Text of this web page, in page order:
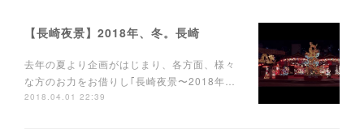
【長崎夜景】2018年、冬。長崎
去年の夏より企画がはじまり、各方面、様々
な方のお力をお借りし｢長崎夜景〜2018年…
2018.04.01 22:39